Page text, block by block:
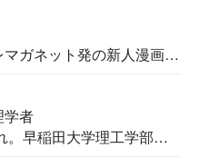
ガネット発の新人漫画
学者
。早稲田大学理工学部物